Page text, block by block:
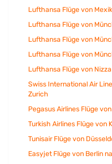
Lufthansa Flüge von
Lufthansa Flüge von
Lufthansa Flüge von
Lufthansa Flüge von
Lufthansa Flüge von
Swiss International Air
Zurich
Pegasus Airlines Flüge
Turkish Airlines Flüge von
Tunisair Flüge von
Easyjet Flüge von Berlin